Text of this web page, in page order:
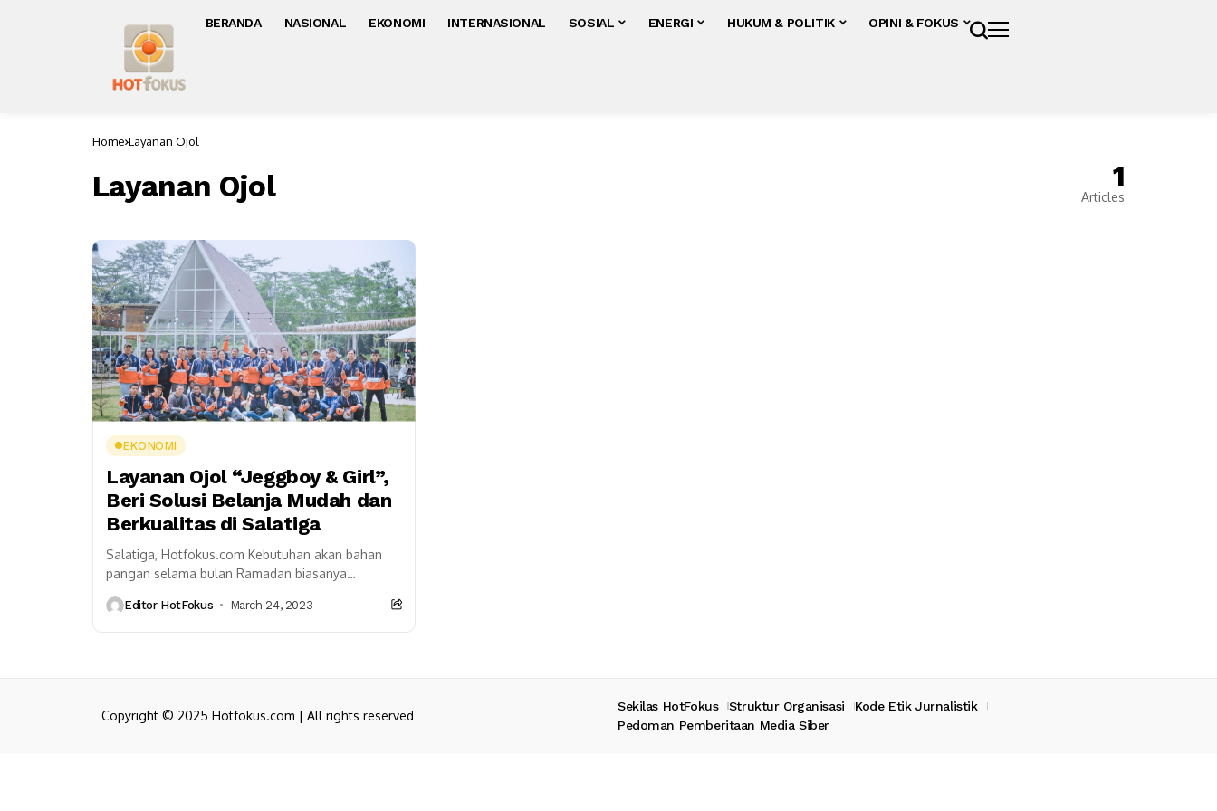
BERANDA NASIONAL EKONOMI INTERNASIONAL SOSIAL ENERGI HUKUM & POLITIK OPINI & FOKUS
Home Layanan Ojol
Layanan Ojol 1
Articles
EKONOMI
Layanan Ojol “Jeggboy & Girl”,
Beri Solusi Belanja Mudah dan
Berkualitas di Salatiga
Salatiga, Hotfokus.com Kebutuhan akan bahan
pangan selama bulan Ramadan biasanya
kesibukan masyarakat yang bekerja atau
Editor HotFokus March 24, 2023
Copyright © 2025 Hotfokus.com | All rights reserved
Sekilas HotFokus Struktur Organisasi
Kode Etik Jurnalistik
Pedoman Pemberitaan Media Siber